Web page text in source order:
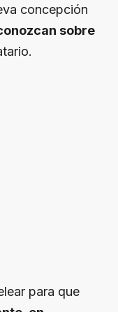
concepción
sobre
para que